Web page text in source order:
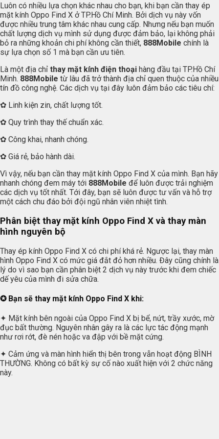
Luôn có nhiều lựa chọn khác nhau cho bạn, khi bạn cần thay ép
mặt kính Oppo Find X ở TP.Hồ Chí Minh. Bởi dịch vụ này vốn
được nhiều trung tâm khác nhau cung cấp. Nhưng nếu bạn muốn
chất lượng dịch vụ mình sử dụng được đảm bảo, lại không phải
bỏ ra những khoản chi phí không cần thiết, 888Mobile chính là
sự lựa chọn số 1 mà bạn cần ưu tiên.
Là một địa chỉ thay mặt kính điện thoại hàng đầu tại TP.Hồ Chí
Minh. 888Mobile từ lâu đã trở thành địa chỉ quen thuộc của nhiều
tín đồ công nghệ. Các dịch vụ tại đây luôn đảm bảo các tiêu chí:
✿ Linh kiện zin, chất lượng tốt.
✿ Quy trình thay thế chuẩn xác.
✿ Công khai, nhanh chóng.
✿ Giá rẻ, bảo hành dài.
Vì vậy, nếu bạn cần thay mặt kính Oppo Find X của mình. Bạn hãy
nhanh chóng đem máy tới 888Mobile để luôn được trải nghiệm
các dịch vụ tốt nhất. Tới đây, bạn sẽ luôn được tư vấn và hỗ trợ
một cách chu đáo bởi đội ngũ nhân viên nhiệt tình.
Phân biệt thay mặt kính Oppo Find X và thay màn
hình nguyên bộ
Thay ép kính Oppo Find X có chi phí khá rẻ. Ngược lại, thay màn
hình Oppo Find X có mức giá đắt đỏ hơn nhiều. Đây cũng chính là
lý do vì sao bạn cần phân biệt 2 dịch vụ này trước khi đem chiếc
dế yêu của mình đi sửa chữa.
✪ Bạn sẽ thay mặt kính Oppo Find X khi:
✦ Mặt kính bên ngoài của Oppo Find X bị bể, nứt, trầy xước, mờ
đục bất thường. Nguyên nhân gây ra là các lực tác động mạnh
như rơi rớt, đè nén hoặc va đập với bề mặt cứng.
✦ Cảm ứng và màn hình hiển thị bên trong vẫn hoạt động BÌNH
THƯỜNG. Không có bất kỳ sự cố nào xuất hiện với 2 chức năng
này.